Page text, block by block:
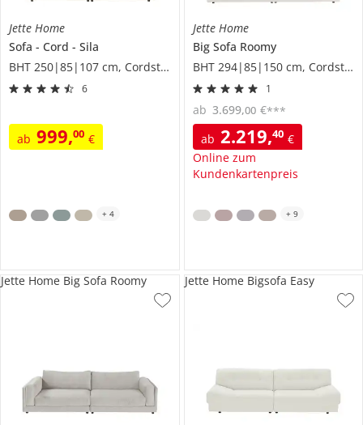
Jette Home
Sofa
Cord
Sila
BHT 250|85|107 cm, Cordstoff
6
ab 999,00 €
+ 4
Jette Home
Big Sofa Roomy
BHT 294|85|150 cm, Cordstoff
1
ab 2.219,40 €
Online zum
Kundenkartenpreis
ab 3.699,00 €***
+ 9
Jette Home Big Sofa Roomy Jette Home Bigsofa Easy